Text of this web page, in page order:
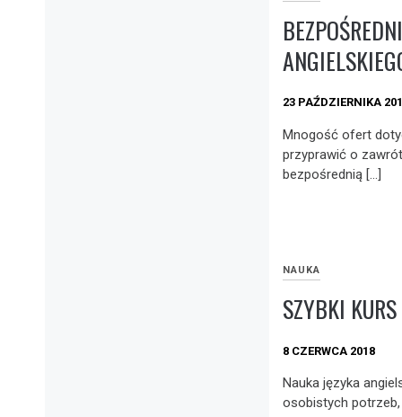
23 PAŹDZIERNIKA
Mnogość ofert
przyprawić o
bezpośrednią […]
NAUKA
SZYBKI
8 CZERWCA 2018
Nauka języka
osobistych